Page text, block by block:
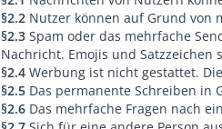
§2.2 Nutzer können auf Grund von
§2.3 Spam oder das mehrfache
Nachricht. Emojis und Satzzeichen
§2.4 Werbung ist nicht gestattet.
§2.5 Das permanente Schreiben in
§2.6 Das mehrfache Fragen nach